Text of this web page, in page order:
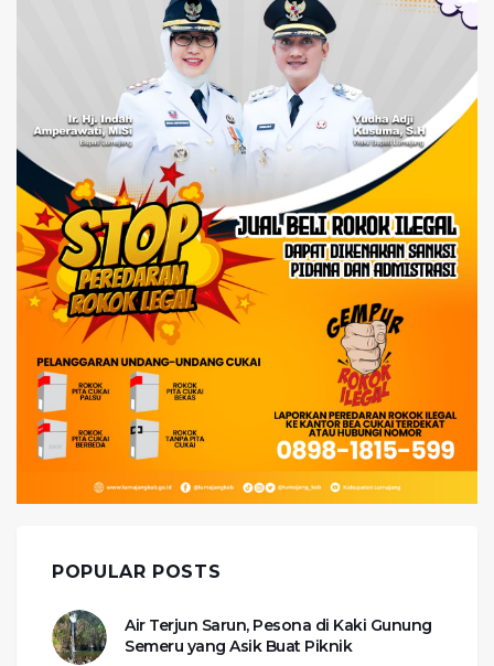
POPULAR POSTS
Air Terjun Sarun, Pesona di Kaki Gunung
Semeru yang Asik Buat Piknik